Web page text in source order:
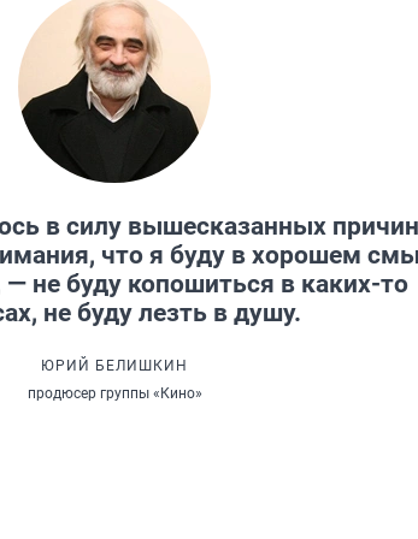
в силу вышесказанных
что я буду в хорошем
— не буду копошиться в каких-то
не буду лезть в душу.
ЮРИЙ БЕЛИШКИН
продюсер группы «Кино»